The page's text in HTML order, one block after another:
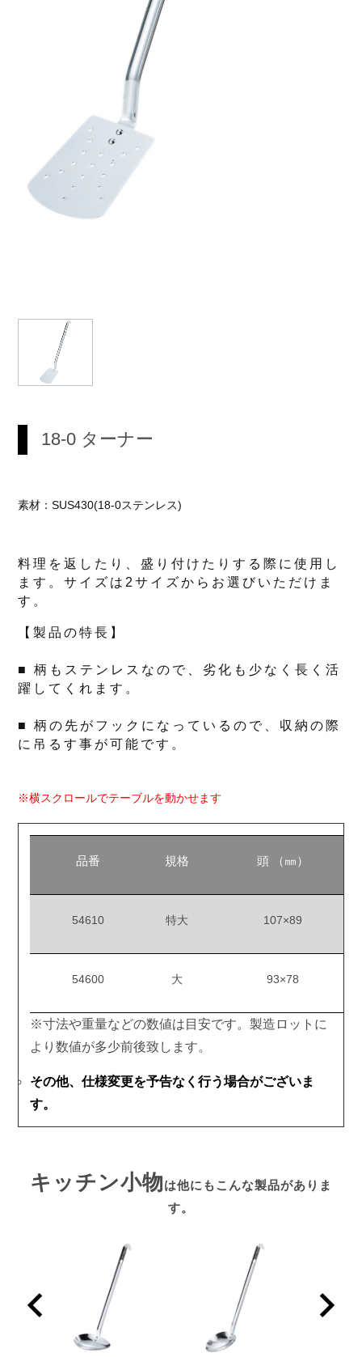
18-0 ターナー
素材：SUS430(18-0ステンレス)
料理を返したり、盛り付けたりする際に使用し
ます。サイズは2サイズからお選びいただけま
す。
【製品の特長】
■ 柄もステンレスなので、劣化も少なく長く活
躍してくれます。
■ 柄の先がフックになっているので、収納の際
に吊るす事が可能です。
※横スクロールでテーブルを動かせます
品番 規格 頭 （㎜）
54610 特大 107×89
54600 大 93×78
※寸法や重量などの数値は目安です。製造ロットに
より数値が多少前後致します。
その他、仕様変更を予告なく行う場合がございま
す。
キッチン小物は他にもこんな製品がありま
す。